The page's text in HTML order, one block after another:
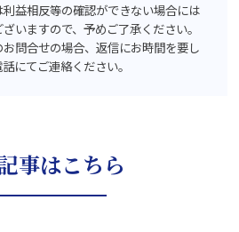
益相反等の確認ができない場合には
いますので、予めご了承ください。
問合せの場合、返信にお時間を要し
にてご連絡ください。
事はこちら